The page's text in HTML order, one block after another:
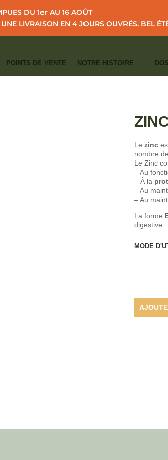
DU 1er AU 16 AOÛT
LIVRAISON EN 4 JOURS OUVRÉS. BEL
POINTS DE VENTE NOTRE HISTOIRE
Le zinc
nombre
Le Zinc
– Au
– À la
– Au
– Au
La forme
digestive.
MODE